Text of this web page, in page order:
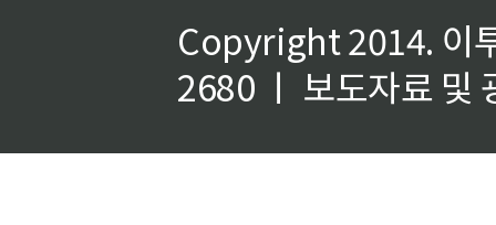
Copyright 2014. 이
2680 ㅣ 보도자료